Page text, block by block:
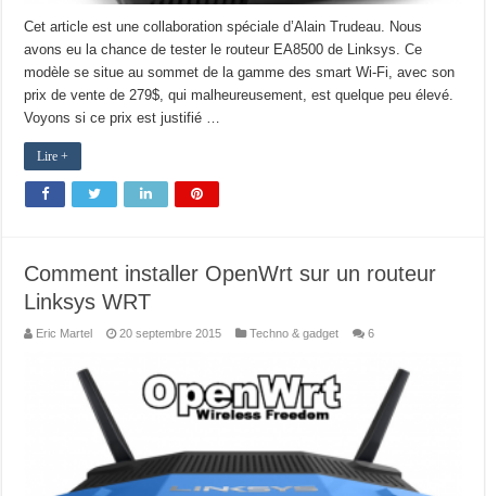
Cet article est une collaboration spéciale d’Alain Trudeau. Nous
avons eu la chance de tester le routeur EA8500 de Linksys. Ce
modèle se situe au sommet de la gamme des smart Wi-Fi, avec son
prix de vente de 279$, qui malheureusement, est quelque peu élevé.
Voyons si ce prix est justifié …
Lire +
Comment installer OpenWrt sur un routeur
Linksys WRT
Eric Martel 20 septembre 2015 Techno & gadget 6